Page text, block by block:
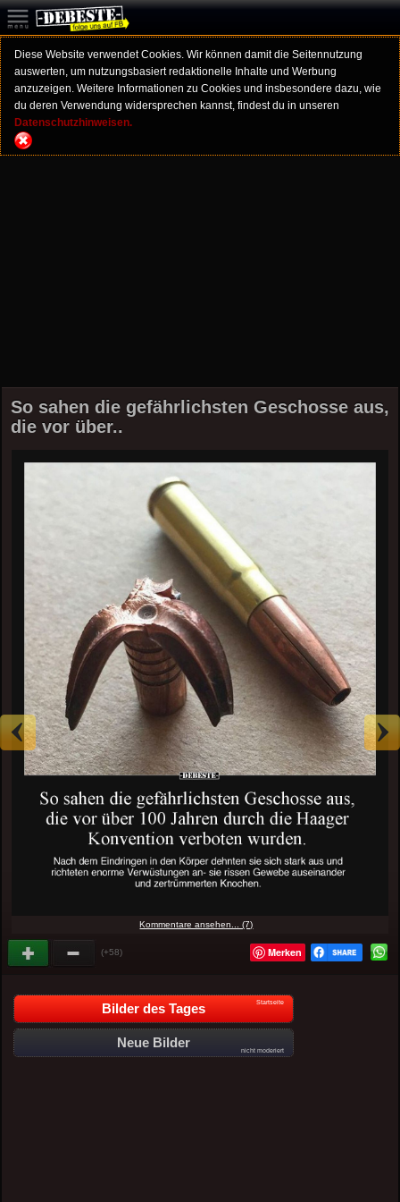
Diese Website verwendet Cookies. Wir können damit die Seitennutzung
auswerten, um nutzungsbasiert redaktionelle Inhalte und Werbung
anzuzeigen. Weitere Informationen zu Cookies und insbesondere dazu, wie
du deren Verwendung widersprechen kannst, findest du in unseren
Datenschutzhinweisen.
So sahen die gefährlichsten Geschosse aus,
die vor über..
Kommentare ansehen... (7)
(+58) Merken
Bilder des Tages Startseite
Neue Bilder
nicht moderiert